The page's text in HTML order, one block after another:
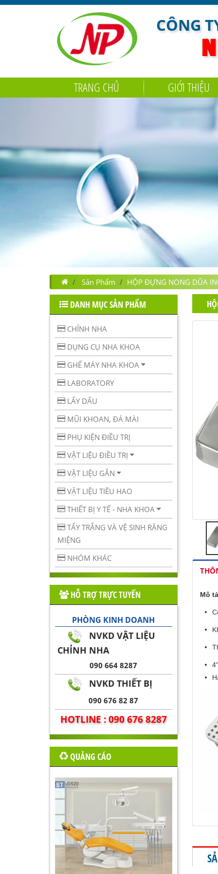
CÔNG
TRANG CHỦ GIỚI THIỆU
Sản Phẩm HỘP ĐỰNG NONG DŨA
DANH MỤC SẢN PHẨM
CHỈNH NHA
DỤNG CỤ NHA KHOA
GHẾ MÁY NHA KHOA
LABORATORY
LẤY DẤU
MŨI KHOAN, ĐÁ MÀI
PHỤ KIỆN ĐIỀU TRỊ
VẬT LIỆU ĐIỀU TRỊ
VẬT LIỆU GẮN
VẬT LIỆU TIÊU HAO
THIẾT BỊ Y TẾ - NHA KHOA
TẨY TRẮNG VÀ VỆ SINH RĂNG
MIỆNG
NHÓM KHÁC
HỖ TRỢ TRỰC TUYẾN
PHÒNG KINH DOANH
NVKD VẬT LIỆU
CHỈNH NHA
090 664 8287
NVKD THIẾT BỊ
090 676 82 87
HOTLINE : 090 676 8287
QUẢNG CÁO
Mô